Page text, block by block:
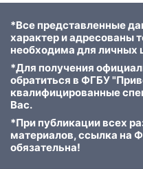
*Все представленные
характер и адресованы
необходима для личных
*Для получения
обратиться в ФГБУ
квалифицированные
Вас.
*При публикации всех
материалов, ссылка на
обязательна!